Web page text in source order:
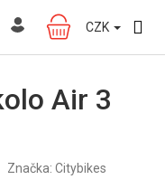
NÁKUPNÍ
KOŠÍK
CZK
Air 3
Značka: Citybikes